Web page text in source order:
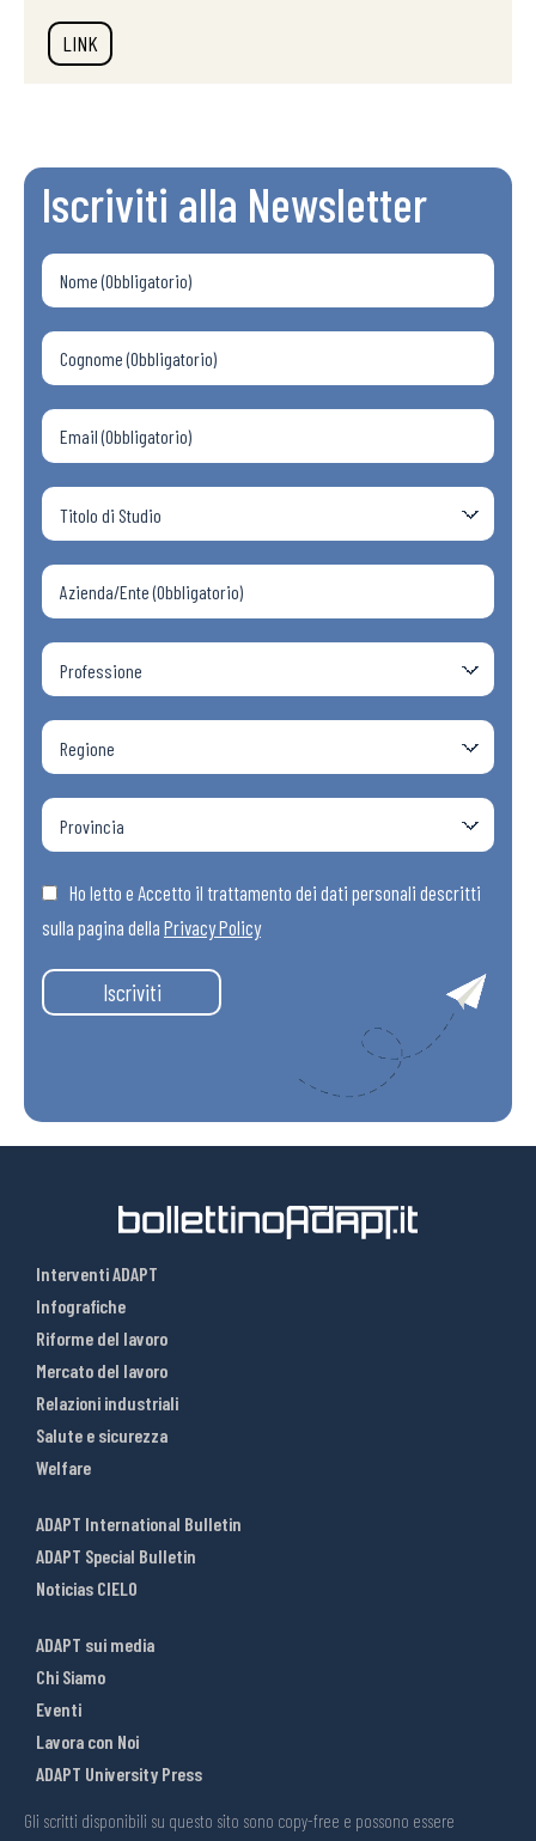
LINK
Iscriviti alla Newsletter
Ho letto e Accetto il trattamento dei dati personali descritti
sulla pagina della Privacy Policy
Iscriviti
Interventi ADAPT
Infografiche
Riforme del lavoro
Mercato del lavoro
Relazioni industriali
Salute e sicurezza
Welfare
ADAPT International Bulletin
ADAPT Special Bulletin
Noticias CIELO
ADAPT sui media
Chi Siamo
Eventi
Lavora con Noi
ADAPT University Press
Gli scritti disponibili su questo sito sono copy-free e possono essere